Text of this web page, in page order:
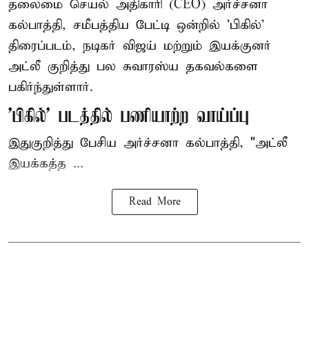
தலைமை செயல் அதிகாரி (CEO) அர்ச்சனா
கல்பாத்தி, சமீபத்திய பேட்டி ஒன்றில் 'பிகில்'
திரைப்படம், நடிகர் விஜய் மற்றும் இயக்குனர்
அட்லீ குறித்து பல சுவாரஸ்ய தகவல்களை
பகிர்ந்துள்ளார்.
'பிகில்' படத்தில் பணியாற்ற வாய்ப்பு
இதுகுறித்து பேசிய அர்ச்சனா கல்பாத்தி, "அட்லீ
இயக்கத்த ...
Read More